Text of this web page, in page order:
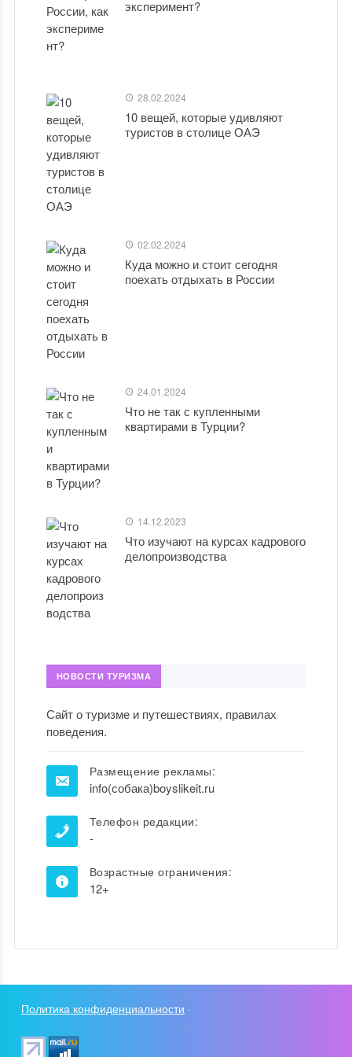
эксперимент?
28.02.2024
10 вещей, которые удивляют
туристов в столице ОАЭ
02.02.2024
Куда можно и стоит сегодня
поехать отдыхать в России
24.01.2024
Что не так с купленными
квартирами в Турции?
14.12.2023
Что изучают на курсах кадрового
делопроизводства
НОВОСТИ ТУРИЗМА
Сайт о туризме и путешествиях, правилах
поведения.
Размещение рекламы:
info(собака)boyslikeit.ru
Телефон редакции:
-
Возрастные ограничения:
12+
Политика конфиденциальности ·